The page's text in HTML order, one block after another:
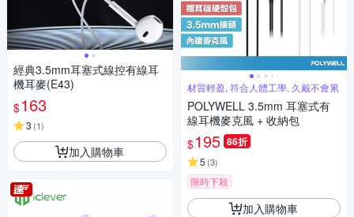
經典3.5mm耳塞式線控有線耳
機耳麥(E43)
$163
3 (1)
加入購物車
材質輕盈, 符合人體工學, 久戴不會累
POLYWELL 3.5mm 耳塞式有
線耳機麥克風 + 收納包
$195 86折
5 (3)
限時下殺
加入購物車